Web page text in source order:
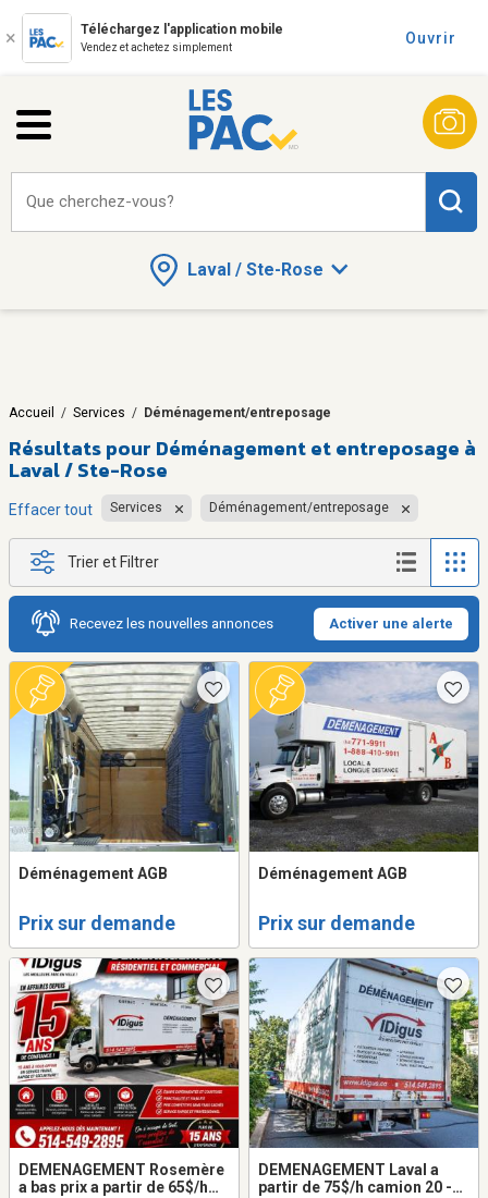
Téléchargez l'application mobile
Vendez et achetez simplement
Ouvrir
Laval / Ste-Rose
Que cherchez-vous?
Accueil / Services / Déménagement/entreposage
Résultats pour Déménagement et entreposage à
Laval / Ste-Rose
Effacer tout Services Déménagement/entreposage
Trier et Filtrer
Recevez les nouvelles annonces Activer une alerte
Déménagement AGB
Prix sur demande
Déménagement AGB
Prix sur demande
DEMENAGEMENT Rosemère
a bas prix a partir de 65$/h
DEMENAGEMENT Laval a
partir de 75$/h camion 20 -